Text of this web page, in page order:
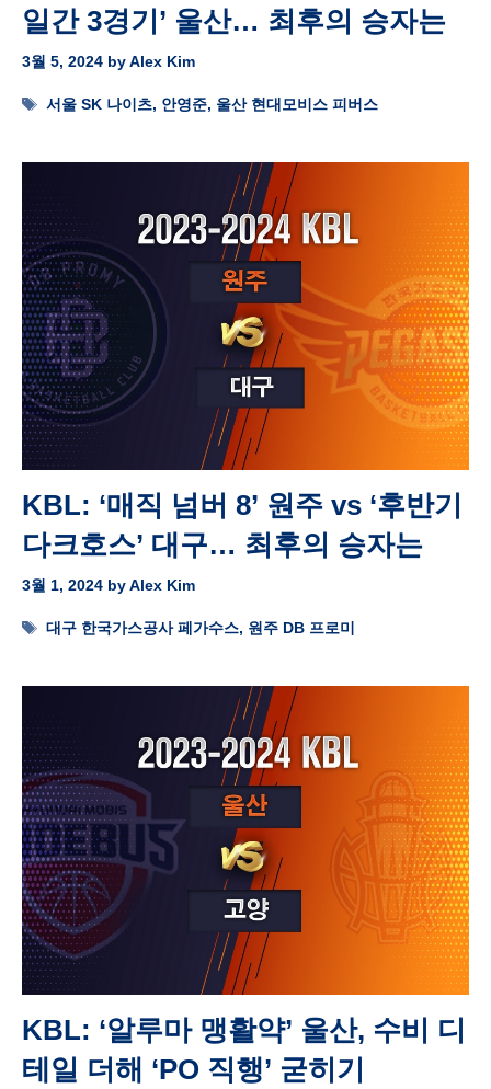
일간 3경기’ 울산… 최후의 승자는
3월 5, 2024 byAlex Kim
Tags
서울 SK 나이츠, 안영준, 울산 현대모비스 피버스
KBL: ‘매직 넘버 8’ 원주 vs ‘후반기
다크호스’ 대구… 최후의 승자는
3월 1, 2024 byAlex Kim
Tags
대구 한국가스공사 페가수스, 원주 DB 프로미
KBL: ‘알루마 맹활약’ 울산, 수비 디
테일 더해 ‘PO 직행’ 굳히기